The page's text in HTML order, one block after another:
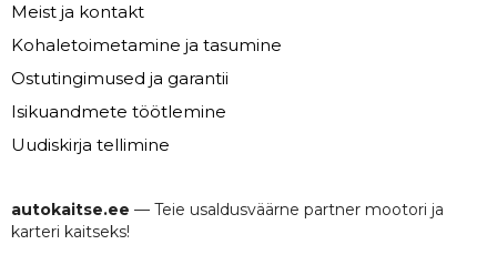
Meist ja kontakt
Kohaletoimetamine ja tasumine
Ostutingimused ja garantii
Isikuandmete töötlemine
Uudiskirja tellimine
autokaitse.ee — Teie usaldusväärne partner mootori ja
karteri kaitseks!